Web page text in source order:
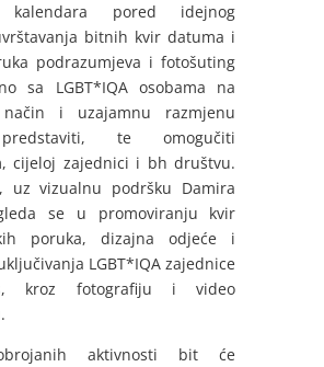
kalendara pored idejnog
bitnih kvir datuma i
podrazumjeva i fotošuting
sa LGBT*IQA osobama na
način i uzajamnu razmjenu
te omogučiti
cijeloj zajednici i bh društvu.
uz vizualnu podršku Damira
se u promoviranju kvir
poruka, dizajna odjeće i
LGBT*IQA zajednice
kroz fotografiju i video
aktivnosti bit će